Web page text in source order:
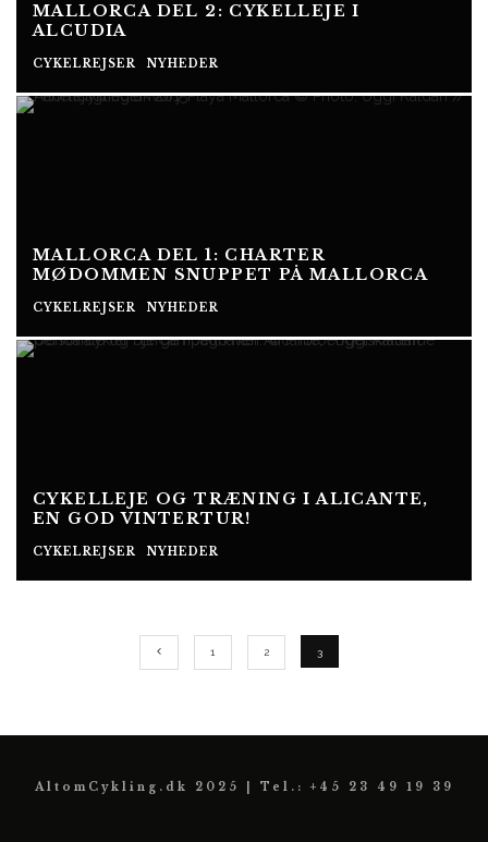
MALLORCA DEL 2: CYKELLEJE I
ALCUDIA
CYKELREJSER NYHEDER
MALLORCA DEL 1: CHARTER
MØDOMMEN SNUPPET PÅ MALLORCA
CYKELREJSER NYHEDER
CYKELLEJE OG TRÆNING I ALICANTE,
EN GOD VINTERTUR!
CYKELREJSER NYHEDER
1 2 3
AltomCykling.dk 2025 | Tel.: +45 23 49 19 39